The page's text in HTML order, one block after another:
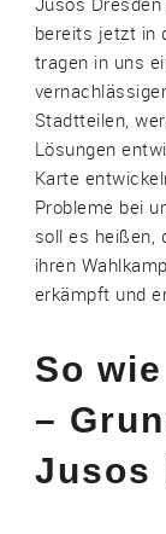
bereits jetzt in
tragen in uns
Stadtteilen,
Lösungen
Karte
Probleme bei
soll es heißen,
ihren
erkämpft und
So
–
Jusos